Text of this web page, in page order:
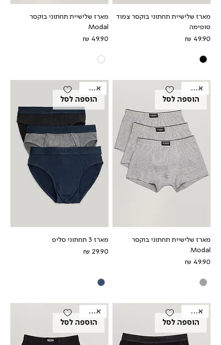
מארז שלישיית תחתוני בוקסר צמוד
סופימה
מחיר
מארז שלישיית תחתוני בוקסר
Modal
מחיר
הוספה לסל
אאוטלט
מארז שלישיית תחתוני בוקסר
Modal
מחיר
הוספה לסל
אאוטלט
מארז 3 תחתוני סליפ
מחיר
הוספה לסל
אאוטלט
הוספה לסל
אאוטלט